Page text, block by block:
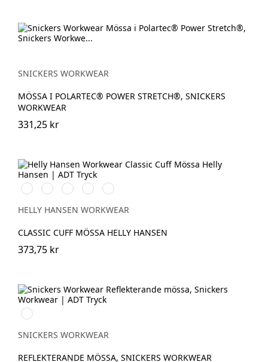
SNICKERS WORKWEAR
MÖSSA I POLARTEC® POWER STRETCH®, SNICKERS
WORKWEAR
331,25 kr
591
NAVY
991
BLACK
931
GREY
240
LIGHT
ORANGE
481
ARMY
GREEN
HELLY HANSEN WORKWEAR
CLASSIC CUFF MÖSSA HELLY HANSEN
373,75 kr
Grå
melerad
SNICKERS WORKWEAR
REFLEKTERANDE MÖSSA, SNICKERS WORKWEAR